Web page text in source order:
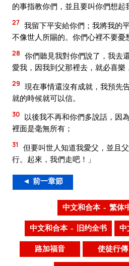
的事指教你們，並且要叫你們想起
27 我留下平安給你們；我將我的
不像世人所賜的。你們心裡不要憂
28 你們聽見我對你們說了，我去
愛我，因我到父那裡去，就必喜樂
29 現在事情還沒有成就，我預先
就的時候就可以信。
30 以後我不再和你們多說話，因
裡面是毫無所有；
31
但要叫世人知道我愛父，並且
行。起來，我們走吧！」
◄ 前一章節
中文和合本 – 繁体
中文和合本 – 旧约全书 中
路加福音 使徒行傳